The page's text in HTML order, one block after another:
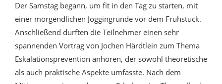
Der Samstag begann, um fit in den Tag zu starten, mit
einer morgendlichen Joggingrunde vor dem Frühstück.
Anschließend durften die Teilnehmer einen sehr
spannenden Vortrag von Jochen Härdtlein zum Thema
Eskalationsprevention anhören, der sowohl theoretische
als auch praktische Aspekte umfasste. Nach dem